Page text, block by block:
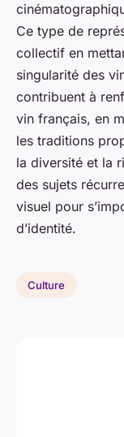
Ce type de
collectif en
singularité des
contribuent à
vin français, en
les traditions
la diversité et la
des sujets
visuel pour
d’identité.
Culture